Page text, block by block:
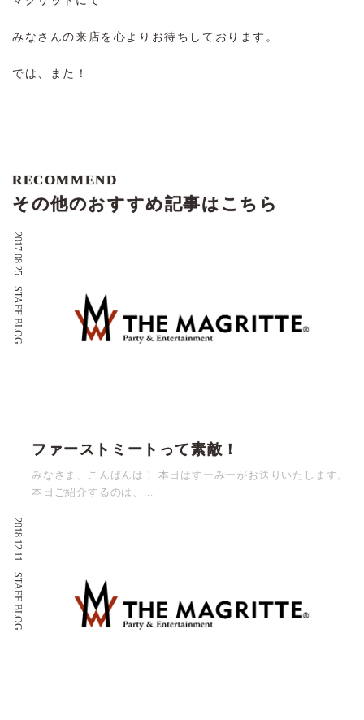
みなさんの来店を心よりお待ちしております。
では、また！
RECOMMEND
その他のおすすめ記事はこちら
2017.08.25
STAFF BLOG
ファーストミートって素敵！
みなさま、こんばんは！ 本日はすーみーがお送りいたします。
本日ご紹介するのは、...
2018.12.11
STAFF BLOG